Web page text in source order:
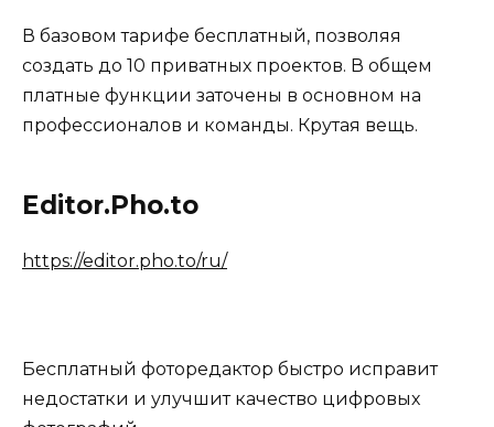
В базовом тарифе бесплатный, позволяя
создать до 10 приватных проектов. В общем
платные функции заточены в основном на
профессионалов и команды. Крутая вещь.
Editor.Pho.to
https://editor.pho.to/ru/
Бесплатный фоторедактор быстро исправит
недостатки и улучшит качество цифровых